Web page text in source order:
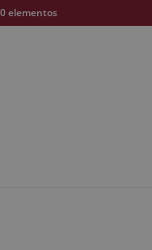
0 elementos